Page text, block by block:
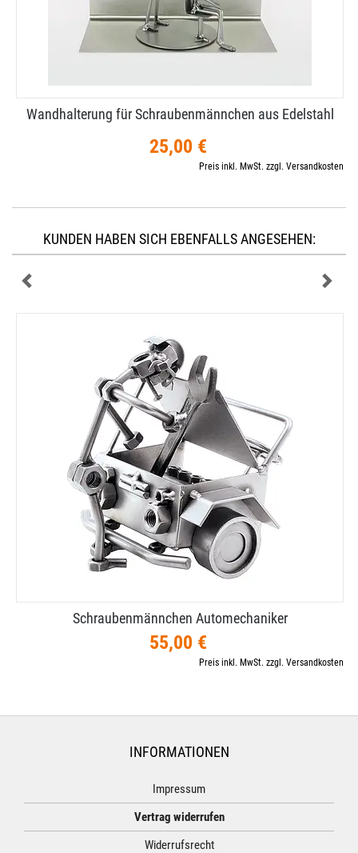
Wandhalterung für Schraubenmännchen aus Edelstahl
25,00 €
Preis inkl. MwSt. zzgl. Versandkosten
KUNDEN HABEN SICH EBENFALLS ANGESEHEN:
Schraubenmännchen Automechaniker
55,00 €
Preis inkl. MwSt. zzgl. Versandkosten
INFORMATIONEN
Impressum
Vertrag widerrufen
Widerrufsrecht